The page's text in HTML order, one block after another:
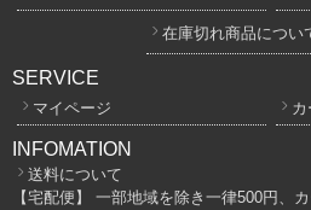
在庫切れ商品につい
SERVICE
マイページ
INFOMATION
送料について
【宅配便】 一部地域を除き一律500円、